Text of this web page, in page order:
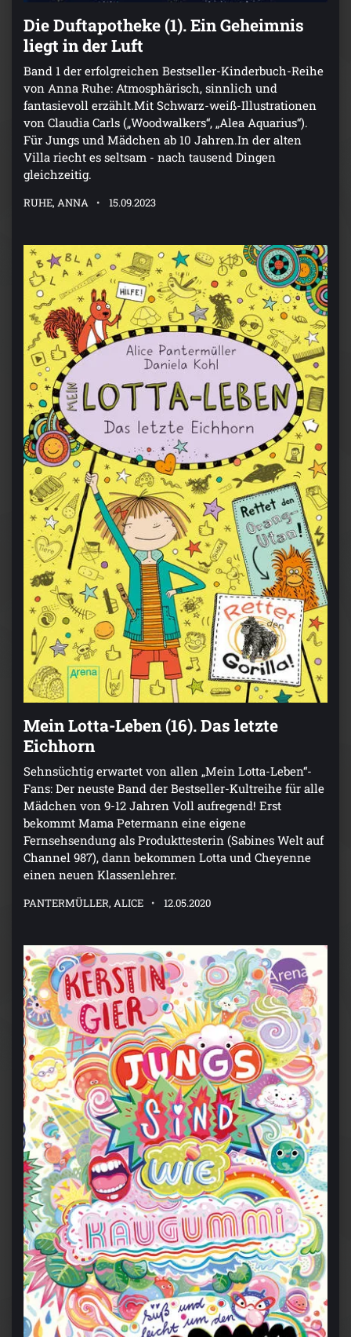
Die Duftapotheke (1). Ein Geheimnis
liegt in der Luft
Band 1 der erfolgreichen Bestseller-Kinderbuch-Reihe
von Anna Ruhe: Atmosphärisch, sinnlich und
fantasievoll erzählt.Mit Schwarz-weiß-Illustrationen
von Claudia Carls („Woodwalkers“, „Alea Aquarius“).
Für Jungs und Mädchen ab 10 Jahren.In der alten
Villa riecht es seltsam - nach tausend Dingen
gleichzeitig.
RUHE, ANNA 15.09.2023
Mein Lotta-Leben (16). Das letzte
Eichhorn
Sehnsüchtig erwartet von allen „Mein Lotta-Leben“-
Fans: Der neuste Band der Bestseller-Kultreihe für alle
Mädchen von 9-12 Jahren Voll aufregend! Erst
bekommt Mama Petermann eine eigene
Fernsehsendung als Produkttesterin (Sabines Welt auf
Channel 987), dann bekommen Lotta und Cheyenne
einen neuen Klassenlehrer.
PANTERMÜLLER, ALICE 12.05.2020